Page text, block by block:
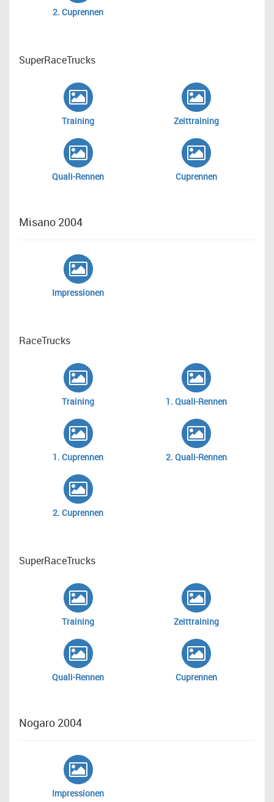
2. Cuprennen
SuperRaceTrucks
Training Zeittraining
Quali-Rennen Cuprennen
Misano 2004
Impressionen
RaceTrucks
Training 1. Quali-Rennen
1. Cuprennen 2. Quali-Rennen
2. Cuprennen
SuperRaceTrucks
Training Zeittraining
Quali-Rennen Cuprennen
Nogaro 2004
Impressionen